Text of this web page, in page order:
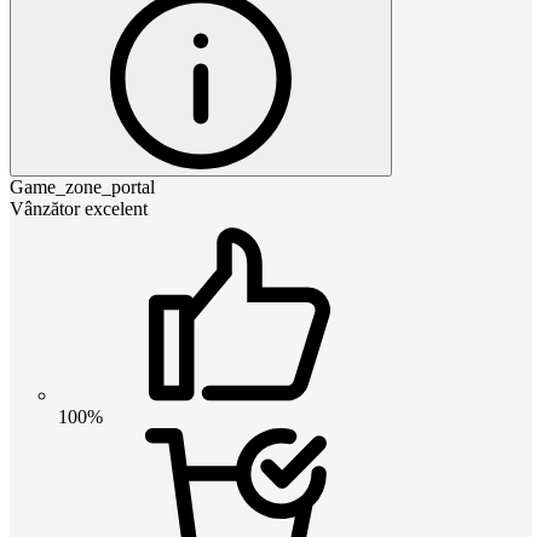
Game_zone_portal
Vânzător excelent
100%